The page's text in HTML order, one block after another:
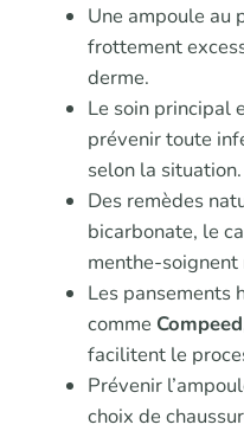
Une ampoule au
frottement
derme.
Le soin principal
prévenir toute
selon la situation.
Des remèdes
bicarbonate, le
menthe-
Les pansements
comme Compeed
facilitent le
Prévenir
choix de